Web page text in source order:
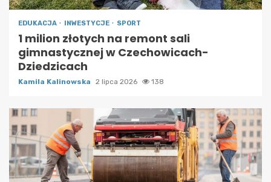
EDUKACJA INWESTYCJE SPORT
1 milion złotych na remont sali
gimnastycznej w Czechowicach-
Dziedzicach
Kamila Kalinowska 2 lipca 2026 138